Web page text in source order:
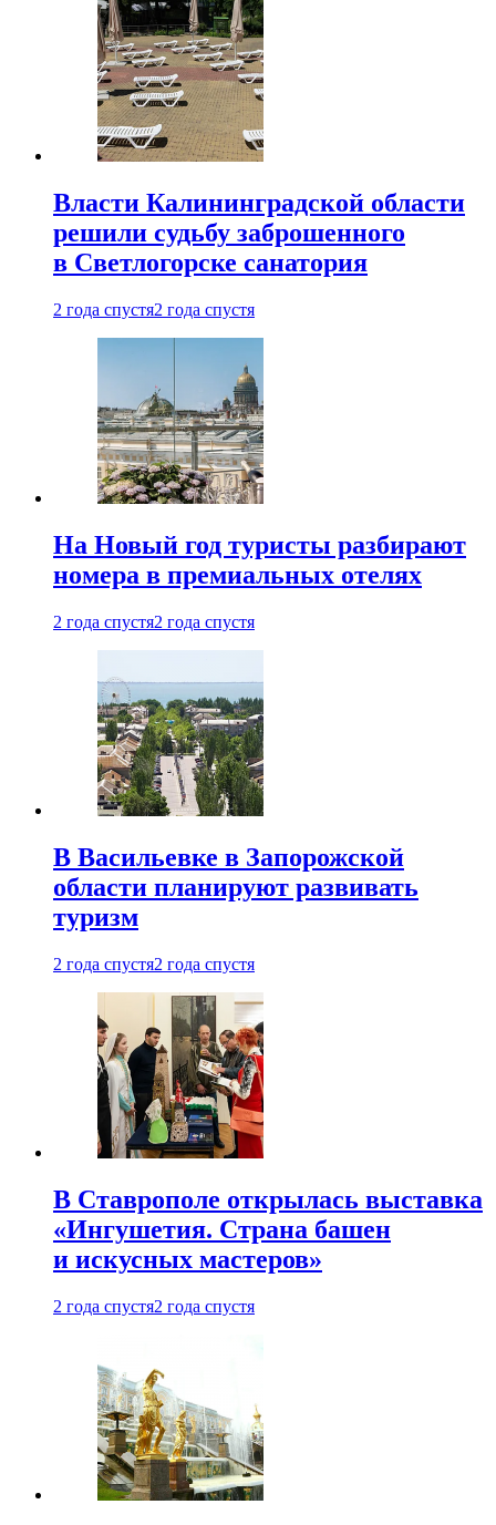
Власти Калининградской области
решили судьбу заброшенного
в Светлогорске санатория
2 года спустя2 года спустя
На Новый год туристы разбирают
номера в премиальных отелях
2 года спустя2 года спустя
В Васильевке в Запорожской
области планируют развивать
туризм
2 года спустя2 года спустя
В Ставрополе открылась выставка
«Ингушетия. Страна башен
и искусных мастеров»
2 года спустя2 года спустя